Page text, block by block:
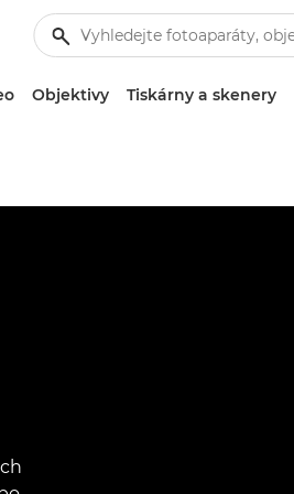
Objektivy Tiskárny a skenery